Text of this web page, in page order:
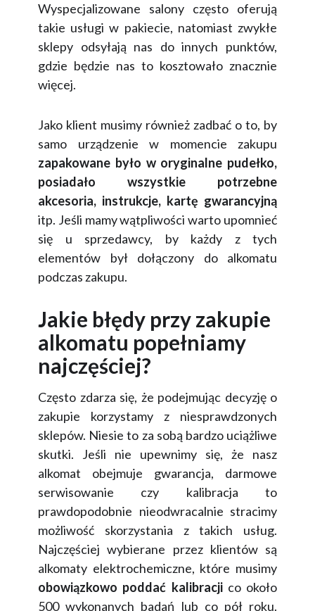
Wyspecjalizowane salony często oferują
takie usługi w pakiecie, natomiast zwykłe
sklepy odsyłają nas do innych punktów,
gdzie będzie nas to kosztowało znacznie
więcej.
Jako klient musimy również zadbać o to, by
samo urządzenie w momencie zakupu
zapakowane było w oryginalne pudełko,
posiadało wszystkie potrzebne
akcesoria, instrukcje, kartę gwarancyjną
itp. Jeśli mamy wątpliwości warto upomnieć
się u sprzedawcy, by każdy z tych
elementów był dołączony do alkomatu
podczas zakupu.
Jakie błędy przy zakupie
alkomatu popełniamy
najczęściej?
Często zdarza się, że podejmując decyzję o
zakupie korzystamy z niesprawdzonych
sklepów. Niesie to za sobą bardzo uciążliwe
skutki. Jeśli nie upewnimy się, że nasz
alkomat obejmuje gwarancja, darmowe
serwisowanie czy kalibracja to
prawdopodobnie nieodwracalnie stracimy
możliwość skorzystania z takich usług.
Najczęściej wybierane przez klientów są
alkomaty elektrochemiczne, które musimy
obowiązkowo poddać kalibracjico około
500 wykonanych badań lub co pół roku.